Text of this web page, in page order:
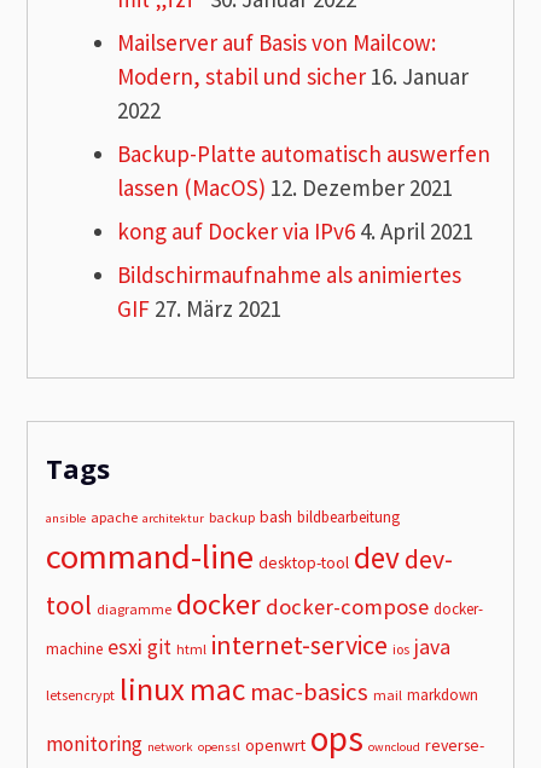
Mailserver auf Basis von Mailcow:
Modern, stabil und sicher 16. Januar
2022
Backup-Platte automatisch auswerfen
lassen (MacOS) 12. Dezember 2021
kong auf Docker via IPv6 4. April 2021
Bildschirmaufnahme als animiertes
GIF 27. März 2021
Tags
ansible apache architektur backup bash bildbearbeitung
command-line desktop-tool devdev-
tool diagramme docker docker-compose docker-
machine esxi git html internet-service ios java
letsencrypt linuxmac mac-basics mail markdown
monitoring network openssl openwrt ops owncloud reverse-